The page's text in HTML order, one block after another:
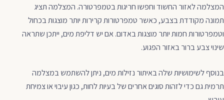
המצלמה לאזור החשוד וחפשו חריגות בטמפרטורה. המצלמה תציג
תמונה מקודדת בצבע, כאשר טמפרטורות קרירות יותר מוצגות בכחול
וטמפרטורות חמות יותר מוצגות באדום. אם יש דליפת מים, ייתכן שתראה
שינוי צבע ברור באזור הפגוע.
בנוסף לשימושיות שלה באיתור נזילות מים, ניתן להשתמש במצלמה
תרמית גם כדי לזהות סוגים אחרים של בעיות לחות, כגון עיבוי או צמיחת